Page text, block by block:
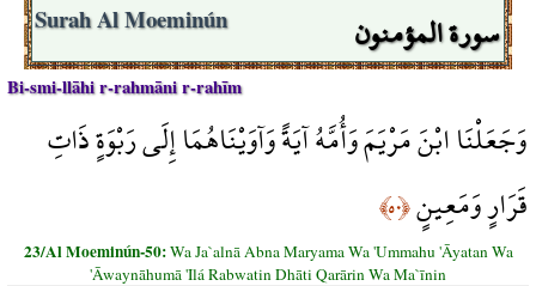
سورة المؤمنون Surah Al Moeminún
Bi-smi-llāhi r-rahmāni r-rahīm
وَجَعَلْنَا ابْنَ مَرْيَمَ وَأُمَّهُ آيَةً وَآوَيْنَاهُمَا إِلَى رَبْوَةٍ ذَاتِ
قَرَارٍ وَمَعِينٍ﴿٥٠﴾
23/Al Moeminún-50:Wa Ja`alnā Abna Maryama Wa 'Ummahu 'Āyatan Wa
'Āwaynāhumā 'Ilá Rabwatin Dhāti Qarārin Wa Ma`īnin